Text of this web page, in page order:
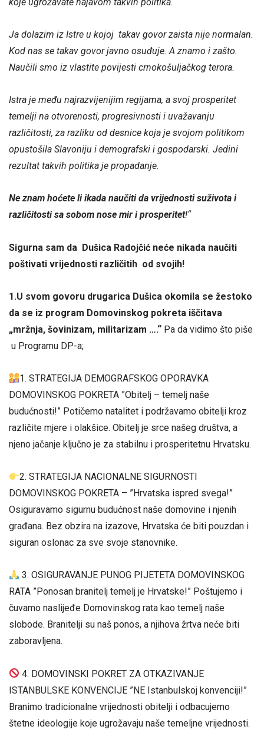
Ja dolazim iz Istre u kojoj takav govor zaista nije normalan.
Kod nas se takav govor javno osuđuje. A znamo i zašto.
Naučili smo iz vlastite povijesti crnokošuljačkog terora.
Istra je među najrazvijenijim regijama, a svoj prosperitet
temelji na otvorenosti, progresivnosti i uvažavanju
različitosti, za razliku od desnice koja je svojom politikom
opustošila Slavoniju i demografski i gospodarski. Jedini
rezultat takvih politika je propadanje.
Ne znam hoćete li ikada naučiti da vrijednosti suživota i
različitosti sa sobom nose mir i prosperitet!“
Sigurna sam da Dušica Radojčić neće nikada naučiti
poštivati vrijednosti različitih od svojih!
1.U svom govoru drugarica Dušica okomila se žestoko
da se iz program Domovinskog pokreta iščitava
„mržnja, šovinizam, militarizam ….“ Pa da vidimo što piše
u Programu DP-a;
1. STRATEGIJA DEMOGRAFSKOG OPORAVKA
DOMOVINSKOG POKRETA ”Obitelj – temelj naše
budućnosti!” Potičemo natalitet i podržavamo obitelji kroz
različite mjere i olakšice. Obitelj je srce našeg društva, a
njeno jačanje ključno je za stabilnu i prosperitetnu Hrvatsku.
2. STRATEGIJA NACIONALNE SIGURNOSTI
DOMOVINSKOG POKRETA – ”Hrvatska ispred svega!”
Osiguravamo sigurnu budućnost naše domovine i njenih
građana. Bez obzira na izazove, Hrvatska će biti pouzdan i
siguran oslonac za sve svoje stanovnike.
3. OSIGURAVANJE PUNOG PIJETETA DOMOVINSKOG
RATA ”Ponosan branitelj temelj je Hrvatske!” Poštujemo i
čuvamo naslijeđe Domovinskog rata kao temelj naše
slobode. Branitelji su naš ponos, a njihova žrtva neće biti
zaboravljena.
4. DOMOVINSKI POKRET ZA OTKAZIVANJE
ISTANBULSKE KONVENCIJE ”NE Istanbulskoj konvenciji!”
Branimo tradicionalne vrijednosti obitelji i odbacujemo
štetne ideologije koje ugrožavaju naše temeljne vrijednosti.